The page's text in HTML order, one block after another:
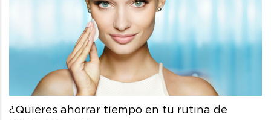
¿Quieres ahorrar tiempo en tu rutina de